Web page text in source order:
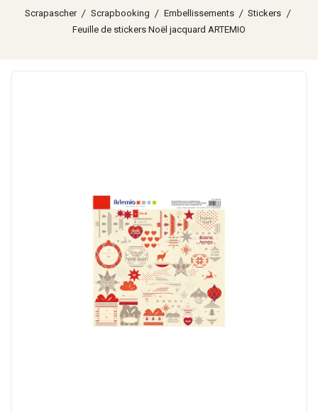
Scrapascher Scrapbooking Embellissements
Stickers
Feuille de stickers Noël jacquard ARTEMIO